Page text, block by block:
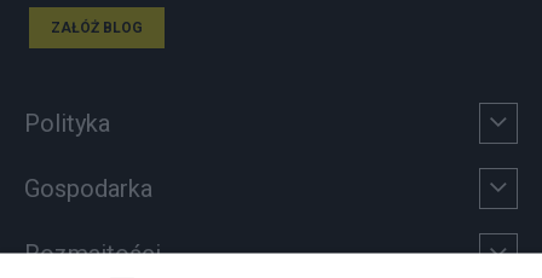
ZAŁÓŻ BLOG
Polityka
Gospodarka
Rozmaitości